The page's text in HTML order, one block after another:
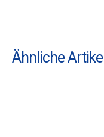
Ähnliche Artikel